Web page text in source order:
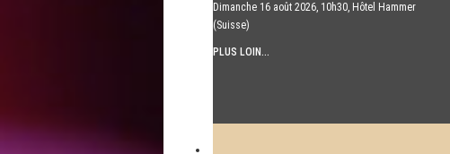
Dimanche 16 août 2026, 10h30, Hôtel Hammer
(Suisse)
PLUS LOIN...